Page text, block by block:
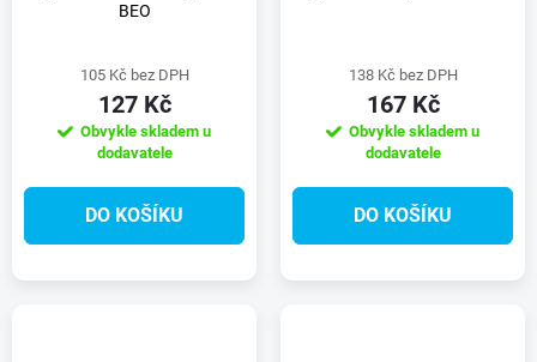
BEO
105 Kč bez DPH
127 Kč
Obvykle skladem u
dodavatele
DO KOŠÍKU
138 Kč bez DPH
167 Kč
Obvykle skladem u
dodavatele
DO KOŠÍKU